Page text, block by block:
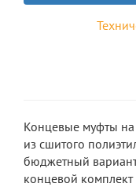
Концевые муфты
из сшитого
бюджетный
концевой